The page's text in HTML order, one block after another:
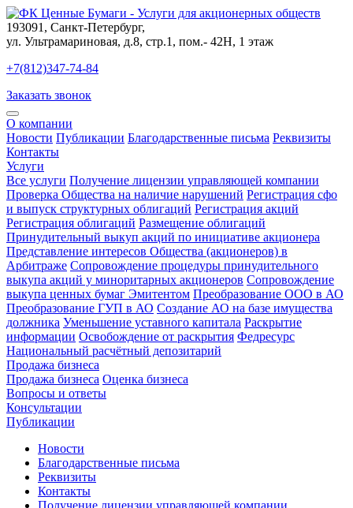
193091 , Санкт-Петербург,
ул. Ультрамариновая, д.8, стр.1, пом.- 42Н, 1 этаж
+7(812)347-74-84
Заказать звонок
О компании
Новости Публикации Благодарственные письма Реквизиты
Контакты
Услуги
Все услуги Получение лицензии управляющей компании
Проверка Общества на наличие нарушений Регистрация сфо
и выпуск структурных облигаций Регистрация акций
Регистрация облигаций Размещение облигаций
Принудительный выкуп акций по инициативе акционера
Представление интересов Общества (акционеров) в
Арбитраже Сопровождение процедуры принудительного
выкупа акций у миноритарных акционеров Сопровождение
выкупа ценных бумаг Эмитентом Преобразование ООО в АО
Преобразование ГУП в АО Создание АО на базе имущества
должника Уменьшение уставного капитала Раскрытие
информации Освобождение от раскрытия Федресурс
Национальный расчётный депозитарий
Продажа бизнеса
Продажа бизнеса Оценка бизнеса
Вопросы и ответы
Консультации
Публикации
Новости
Благодарственные письма
Реквизиты
Контакты
Получение лицензии управляющей компании